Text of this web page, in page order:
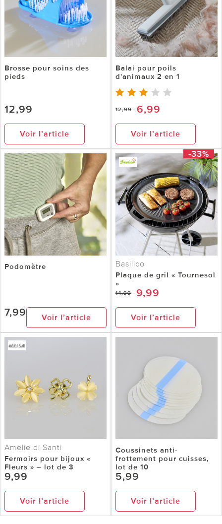
Brosse pour soins des
pieds
12,99
Voir l’article
Balai pour poils
d'animaux 2 en 1
12,99 6,99
Voir l’article
Podomètre
7,99 Voir l’article
-33%
Basilico
Plaque de gril « Tournesol
»
14,99 9,99
Voir l’article
Amelie di Santi
Fermoirs pour bijoux «
Fleurs » – lot de 3
9,99
Voir l’article
Coussinets anti-
frottement pour cuisses,
lot de 10
5,99
Voir l’article